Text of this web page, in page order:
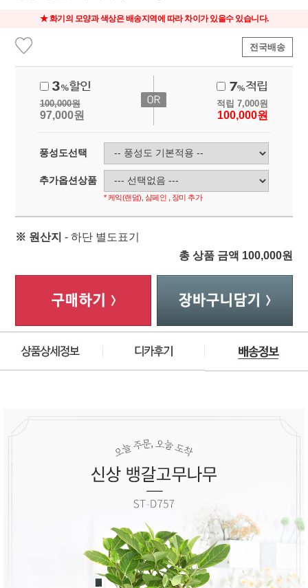
★ 화기의 모양과 색상은 배송지역에 따라 차이가 있을수 있습니다.
전국배송
100,000원
97,000원
적립 7,000원
100,000원
풍성도선택
추가옵션상품
* 케익(랜덤), 샴페인 , 장미 추가
※ 원산지 - 하단 별도표기
총 상품 금액 100,000원